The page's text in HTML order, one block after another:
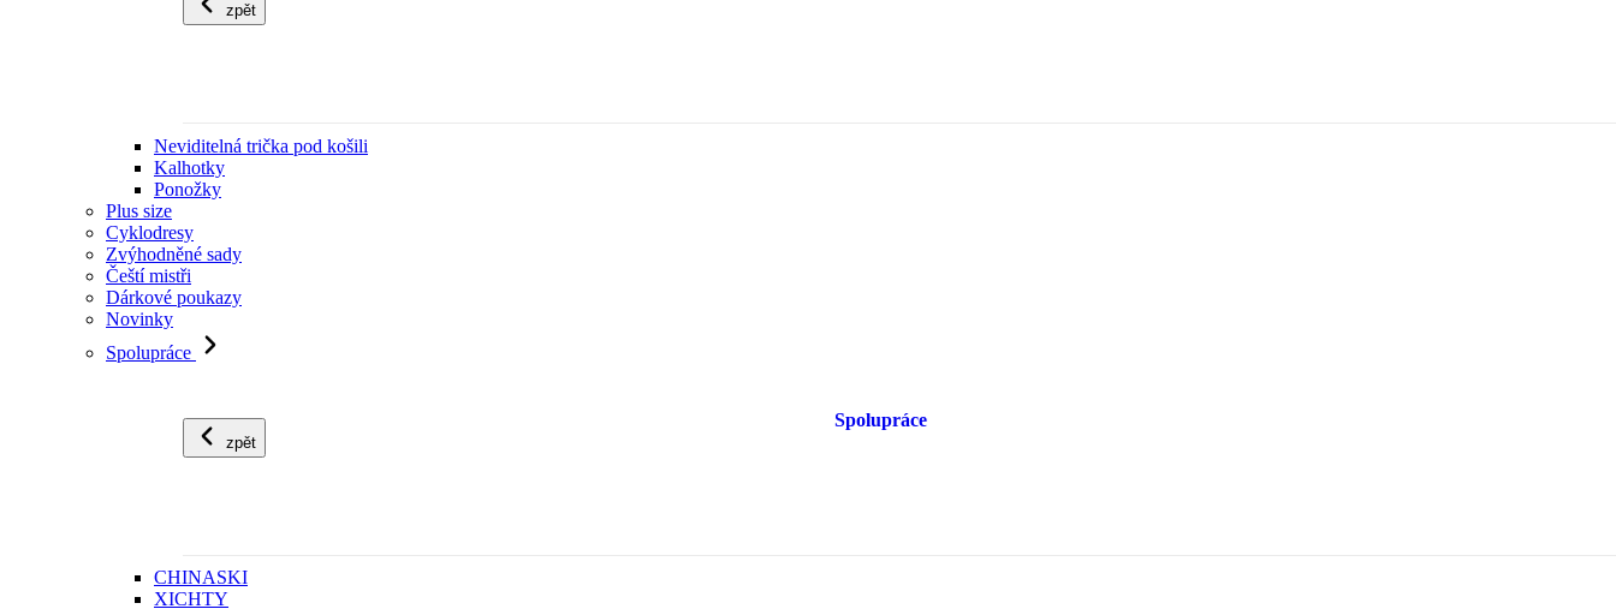
zpět
Neviditelná trička pod košili
Kalhotky
Ponožky
Plus size
Cyklodresy
Zvýhodněné sady
Čeští mistři
Dárkové poukazy
Novinky
Spolupráce
zpět
Spolupráce
CHINASKI
XICHTY